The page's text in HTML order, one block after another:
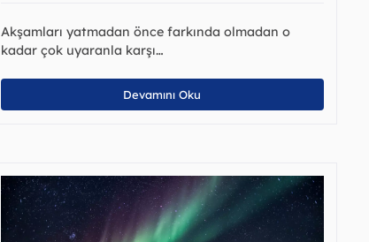
Akşamları yatmadan önce farkında olmadan o
kadar çok uyaranla karşı…
Devamını Oku